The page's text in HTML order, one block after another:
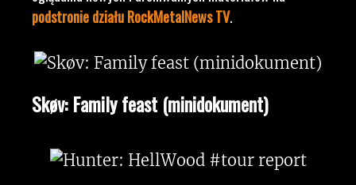
podstronie działu RockMetalNews TV.
Skøv: Family feast (minidokument)